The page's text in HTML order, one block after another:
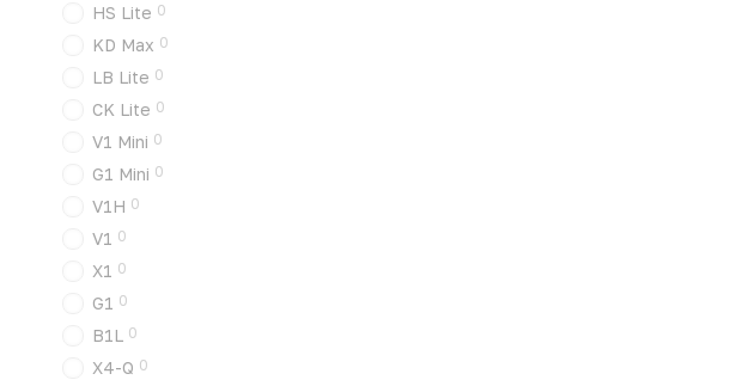
HS Lite 0
KD Max 0
LB Lite 0
CK Lite 0
V1 Mini 0
G1 Mini 0
V1H 0
V1 0
X1 0
G1 0
B1L 0
X4-Q 0